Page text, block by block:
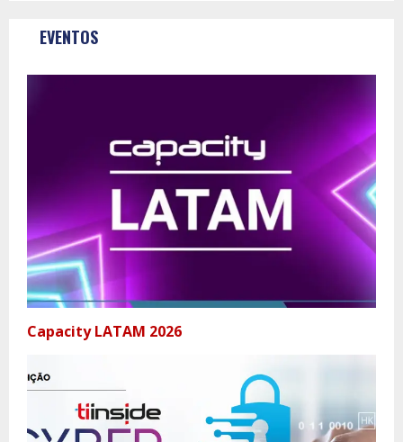
EVENTOS
Capacity LATAM 2026